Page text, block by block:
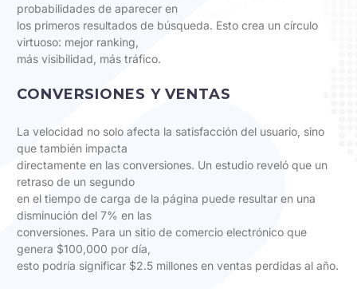
probabilidades de aparecer en
los primeros resultados de búsqueda. Esto crea un círculo
virtuoso: mejor ranking,
más visibilidad, más tráfico.
CONVERSIONES Y VENTAS
La velocidad no solo afecta la satisfacción del usuario, sino
que también impacta
directamente en las conversiones. Un estudio reveló que un
retraso de un segundo
en el tiempo de carga de la página puede resultar en una
disminución del 7% en las
conversiones. Para un sitio de comercio electrónico que
genera $100,000 por día,
esto podría significar $2.5 millones en ventas perdidas al año.